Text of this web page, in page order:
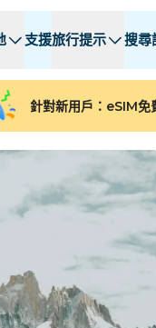
支援旅行提示 搜尋
所有目的地
阿根廷
亞塞拜然
保加利亚
乍得
所有目的地
針對新用戶：eSIM免